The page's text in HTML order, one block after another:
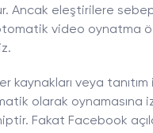
Ancak eleştirilere
video oynatma
kaynakları veya
olarak oynamasına
Fakat Facebook